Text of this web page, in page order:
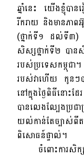
ឆ្នាំនេះ យើងខ្ញុំបា
រីករាយ និងមានភា
(ថ្នាក់ទី១ ដល់ទី៣)
សិស្សថ្នាក់ទី២ បានសិ
របស់ប្រទេសកម្ពុជ
របស់វាហើយ កូនៗប
នៅក្នុងថ្ងៃពិធីនោះ
បានលេងល្បែងប្រជា
យល់កាន់តែច្បាស់ពី
ពិសោធន៍ផ្ទាល់។
ចំពោះការសិក្សា